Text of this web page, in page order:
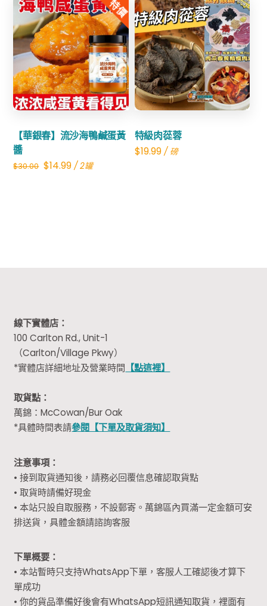
$60.00.$24.99.
$22.50.$14.99.
特價
【華銀春】流沙海鴨鹹蛋黃
醬
$30.00 Original
$14.99Current
/ 2罐
Share
特級肉蓯蓉
$19.99/ 磅
Share
線下實體店：
100 Carlton Rd., Unit-1
（Carlton/Village Pkwy）
*實體店詳細地址及營業時間 【點這裡】
取貨點：
萬錦：McCowan/Bur Oak
*具體時間表請參閱【下單及取貨須知】
注意事項：
• 接到取貨通知後，請務必回覆信息確認取貨點
• 取貨時請備好現金
• 本站只設自取服務，不設郵寄。萬錦區內買滿一定金額可安
排送貨，具體金額請諮詢客服
下單概要：
• 本站暫時只支持WhatsApp下單，客服人工確認後才算下
單成功
• 你的貨品準備好後會有WhatsApp短訊通知取貨，裡面有